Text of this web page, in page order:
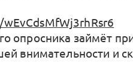
опросника займёт
внимательности и